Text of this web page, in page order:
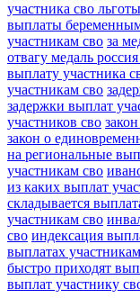
участника сво
выплаты
участникам сво за
отвагу медаль
выплату участника
участникам сво
задержки выплат
участников сво
закон о
на региональные
участникам сво
из каких выплат
складывается
участникам сво
сво индексация
выплатах
быстро приходят
выплат участнику